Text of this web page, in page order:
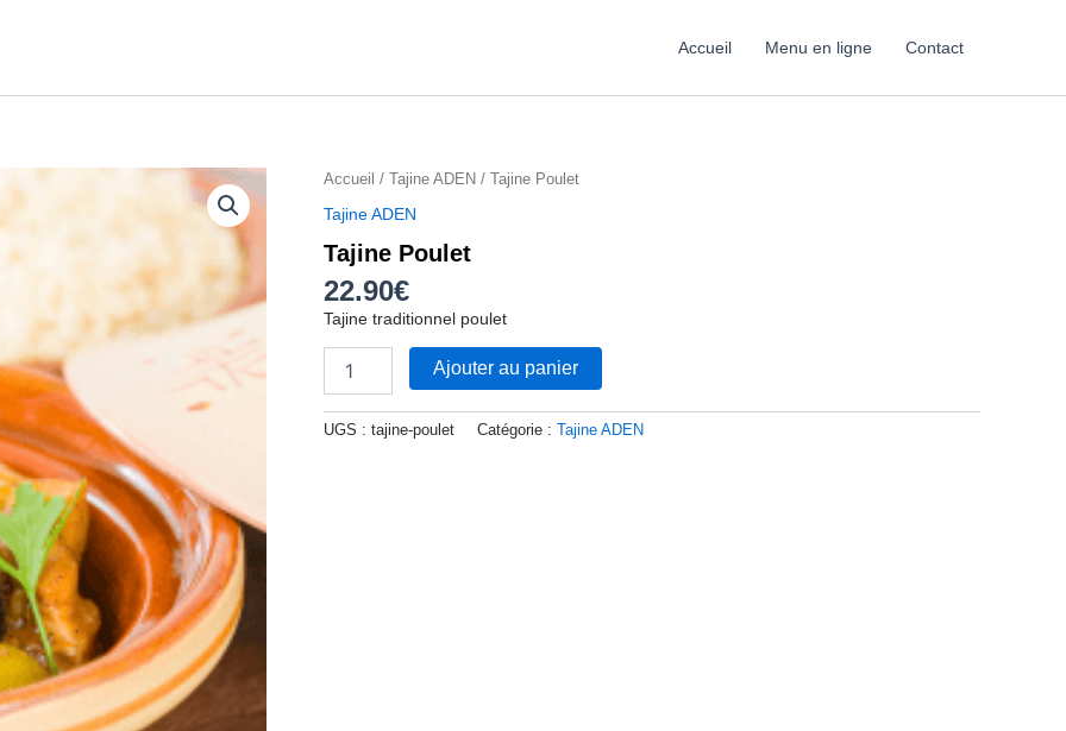
Accueil Menu en ligne Contact
Accueil / Tajine ADEN / Tajine Poulet
Tajine ADEN
Tajine Poulet
22.90€
Tajine traditionnel poulet
quantité
Tajine
Poulet
Ajouter au panier
UGS : tajine-poulet Catégorie : Tajine ADEN